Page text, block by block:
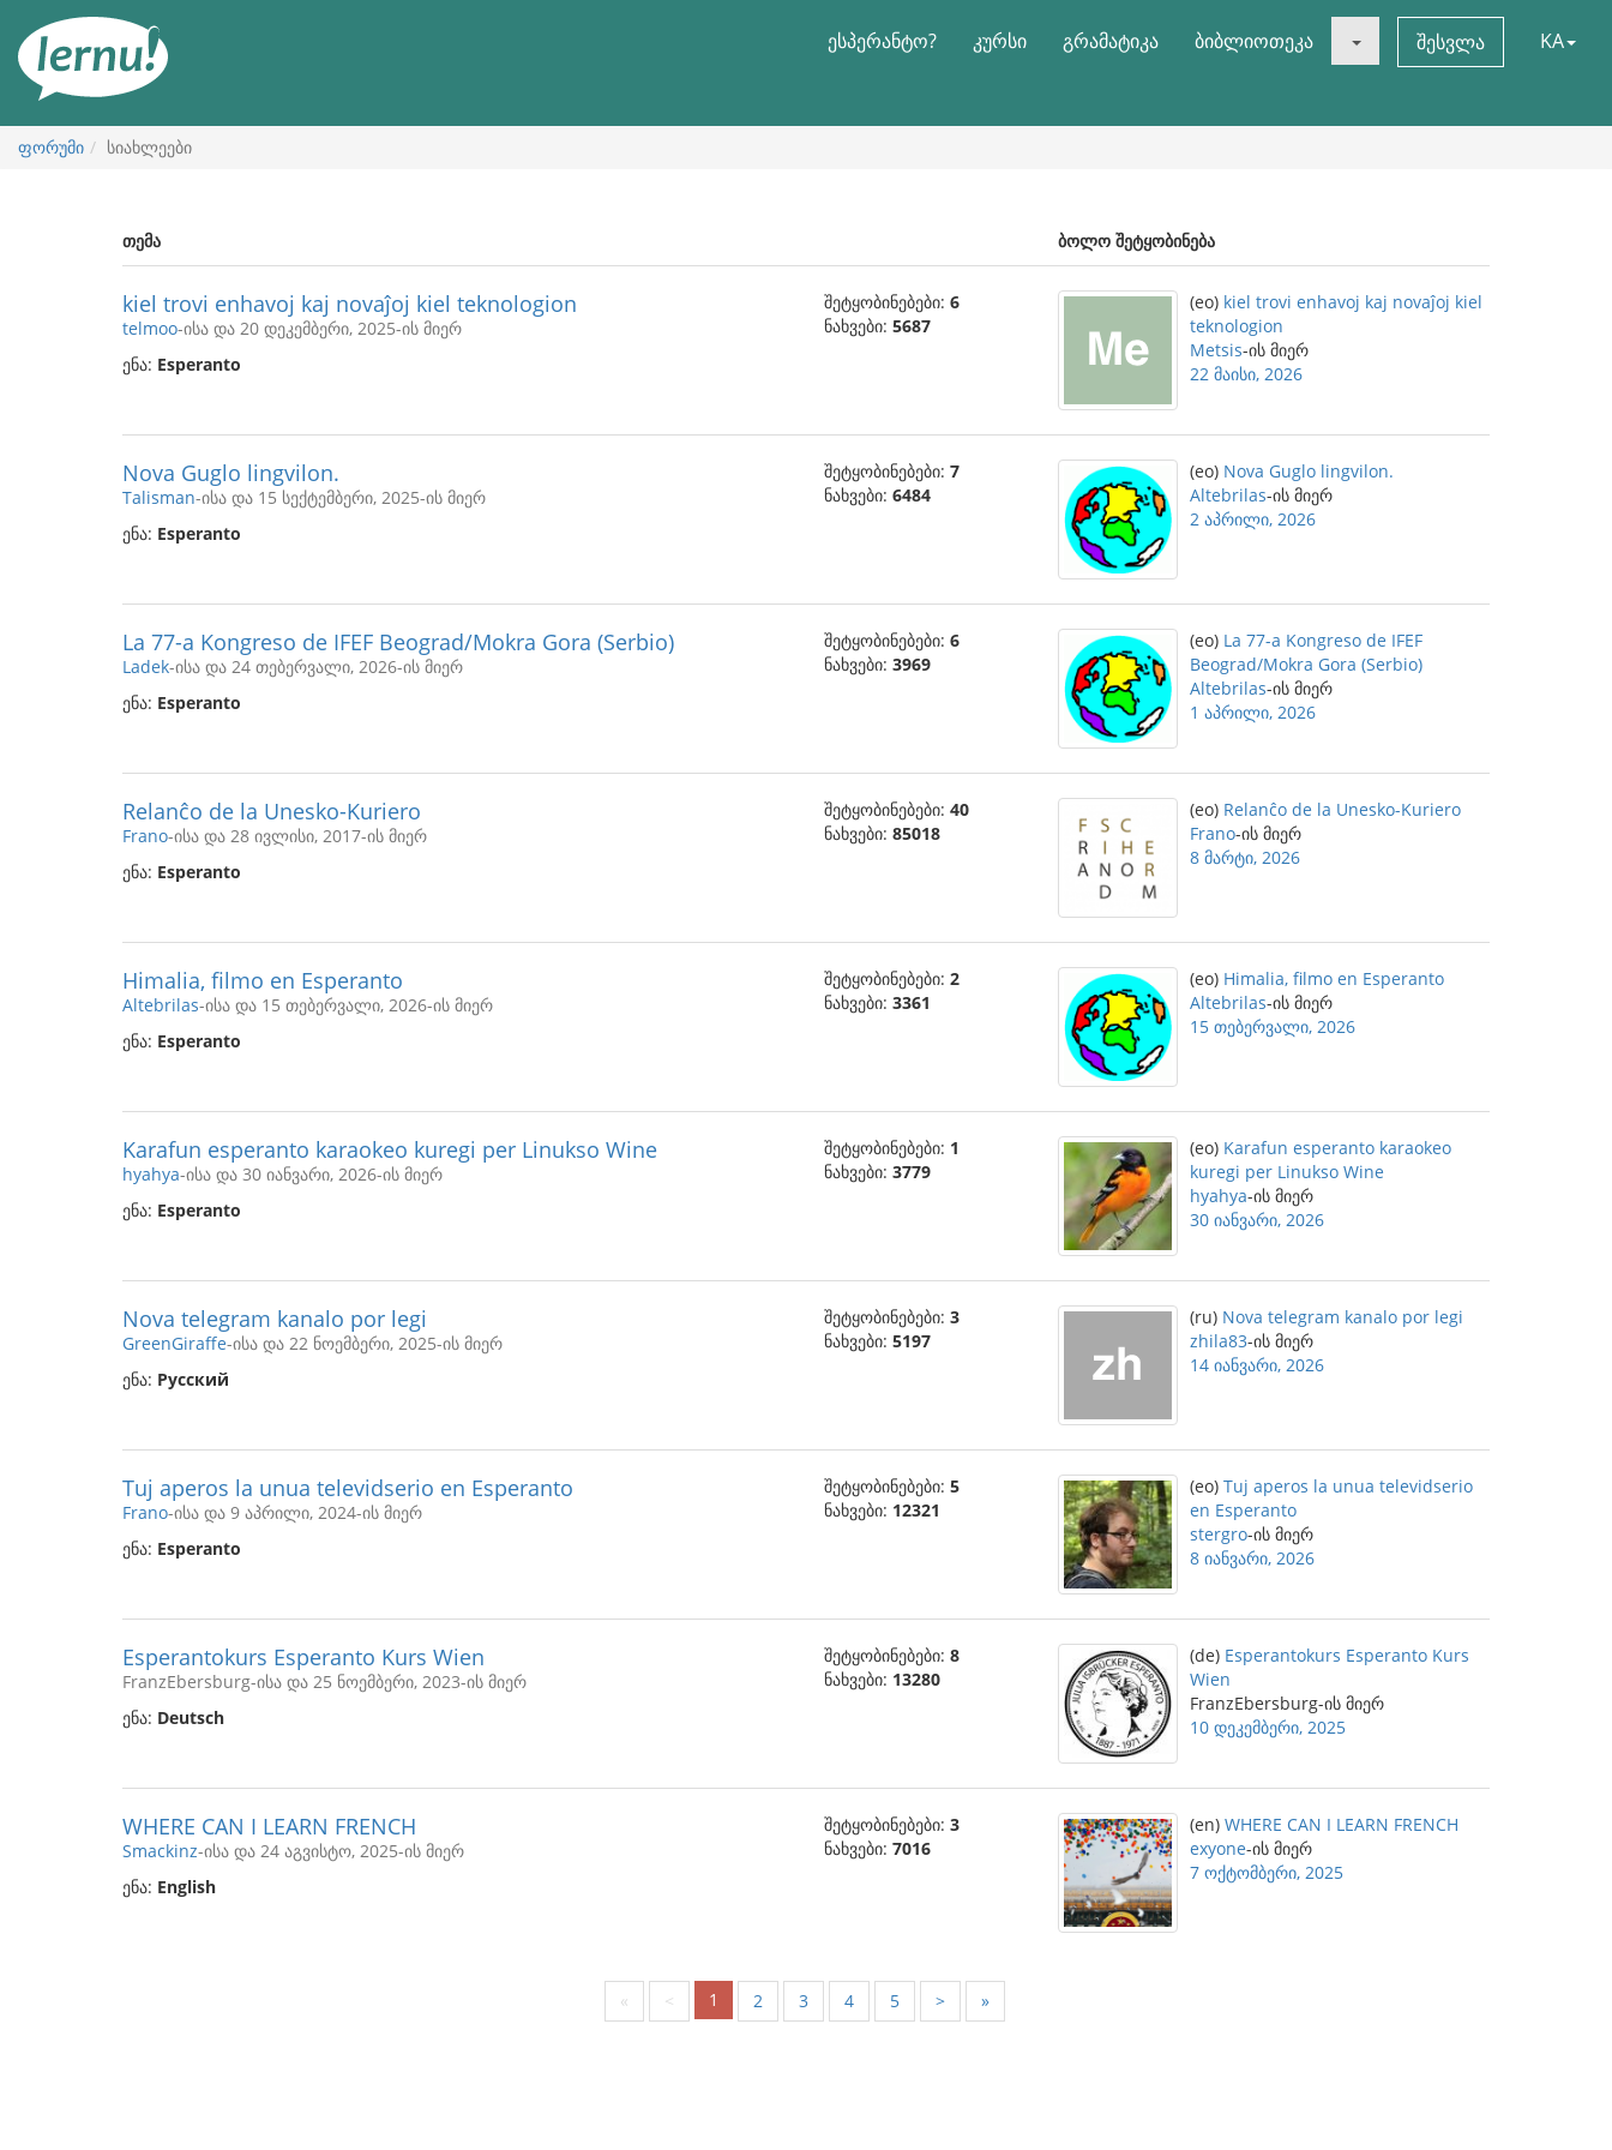
ნახვა
ესპერანტო? კურსი გრამატიკა ბიბლიოთეკა შესვლა KA
ფორუმი სიახლეები
თემა ბოლო შეტყობინება
kiel trovi enhavoj kaj novaĵoj kiel teknologion
telmoo-ისა და 20 დეკემბერი, 2025-ის მიერ
ენა: Esperanto
შეტყობინებები: 6
ნახვები: 5687
(eo) kiel trovi enhavoj kaj novaĵoj kiel
teknologion
Metsis-ის მიერ
22 მაისი, 2026
Nova Guglo lingvilon.
Talisman-ისა და 15 სექტემბერი, 2025-ის მიერ
ენა: Esperanto
შეტყობინებები: 7
ნახვები: 6484
(eo) Nova Guglo lingvilon.
Altebrilas-ის მიერ
2 აპრილი, 2026
La 77-a Kongreso de IFEF Beograd/Mokra Gora (Serbio)
Ladek-ისა და 24 თებერვალი, 2026-ის მიერ
ენა: Esperanto
შეტყობინებები: 6
ნახვები: 3969
(eo) La 77-a Kongreso de IFEF
Beograd/Mokra Gora (Serbio)
Altebrilas-ის მიერ
1 აპრილი, 2026
Relanĉo de la Unesko-Kuriero
Frano-ისა და 28 ივლისი, 2017-ის მიერ
ენა: Esperanto
შეტყობინებები: 40
ნახვები: 85018
(eo) Relanĉo de la Unesko-Kuriero
Frano-ის მიერ
8 მარტი, 2026
Himalia, filmo en Esperanto
Altebrilas-ისა და 15 თებერვალი, 2026-ის მიერ
ენა: Esperanto
შეტყობინებები: 2
ნახვები: 3361
(eo) Himalia, filmo en Esperanto
Altebrilas-ის მიერ
15 თებერვალი, 2026
Karafun esperanto karaokeo kuregi per Linukso Wine
hyahya-ისა და 30 იანვარი, 2026-ის მიერ
ენა: Esperanto
შეტყობინებები: 1
ნახვები: 3779
(eo) Karafun esperanto karaokeo
kuregi per Linukso Wine
hyahya-ის მიერ
30 იანვარი, 2026
Nova telegram kanalo por legi
GreenGiraffe-ისა და 22 ნოემბერი, 2025-ის მიერ
ენა: Русский
შეტყობინებები: 3
ნახვები: 5197
(ru) Nova telegram kanalo por legi
zhila83-ის მიერ
14 იანვარი, 2026
Tuj aperos la unua televidserio en Esperanto
Frano-ისა და 9 აპრილი, 2024-ის მიერ
ენა: Esperanto
შეტყობინებები: 5
ნახვები: 12321
(eo) Tuj aperos la unua televidserio
en Esperanto
stergro-ის მიერ
8 იანვარი, 2026
Esperantokurs Esperanto Kurs Wien
FranzEbersburg-ისა და 25 ნოემბერი, 2023-ის მიერ
ენა: Deutsch
შეტყობინებები: 8
ნახვები: 13280
(de) Esperantokurs Esperanto Kurs
Wien
FranzEbersburg-ის მიერ
10 დეკემბერი, 2025
WHERE CAN I LEARN FRENCH
Smackinz-ისა და 24 აგვისტო, 2025-ის მიერ
ენა: English
შეტყობინებები: 3
ნახვები: 7016
(en) WHERE CAN I LEARN FRENCH
exyone-ის მიერ
7 ოქტომბერი, 2025
« < 1 2 3 4 5 > »